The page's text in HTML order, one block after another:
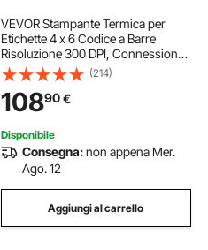
VEVOR Stampante Termica per
Etichette 4 x 6 Codice a Barre
Risoluzione 300 DPI, Connessione
USB / Bluetooth, Etichettatrice
Termica 150 mm/s Compatibile a
IOS/Android/Windows/MAC
OS/Linux/Chromebook
(214)
10890€
Disponibile
Consegna:non appena Mer.
Ago. 12
Aggiungi al carrello